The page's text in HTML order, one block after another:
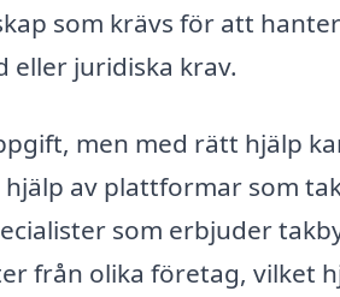
som krävs för att
eller juridiska krav.
men med rätt hjälp
av plattformar som
som erbjuder
från olika företag, vilket